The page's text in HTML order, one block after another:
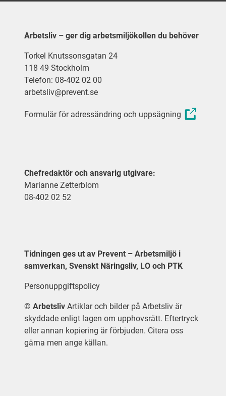
Arbetsliv – ger dig arbetsmiljökollen du behöver
Torkel Knutssonsgatan 24
118 49 Stockholm
Telefon: 08-402 02 00
arbetsliv@prevent.se
Formulär för adressändring och uppsägning
Chefredaktör och ansvarig utgivare:
Marianne Zetterblom
08-402 02 52
Tidningen ges ut av Prevent – Arbetsmiljö i
samverkan, Svenskt Näringsliv, LO och PTK
Personuppgiftspolicy
© Arbetsliv Artiklar och bilder på Arbetsliv är
skyddade enligt lagen om upphovsrätt. Eftertryck
eller annan kopiering är förbjuden. Citera oss
gärna men ange källan.